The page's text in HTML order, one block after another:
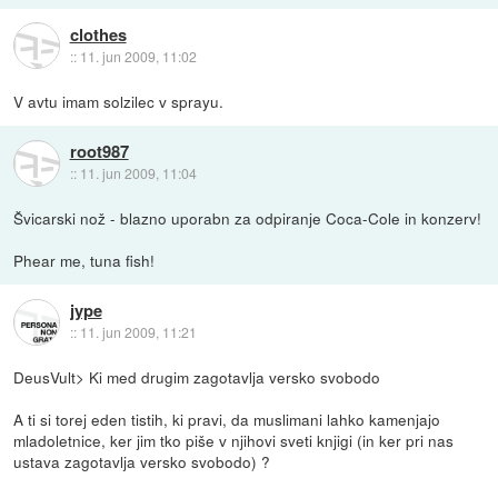
clothes
:: 11. jun 2009, 11:02
V avtu imam solzilec v sprayu.
root987
:: 11. jun 2009, 11:04
Švicarski nož - blazno uporabn za odpiranje Coca-Cole in konzerv!
Phear me, tuna fish!
jype
:: 11. jun 2009, 11:21
DeusVult> Ki med drugim zagotavlja versko svobodo
A ti si torej eden tistih, ki pravi, da muslimani lahko kamenjajo
mladoletnice, ker jim tko piše v njihovi sveti knjigi (in ker pri nas
ustava zagotavlja versko svobodo) ?